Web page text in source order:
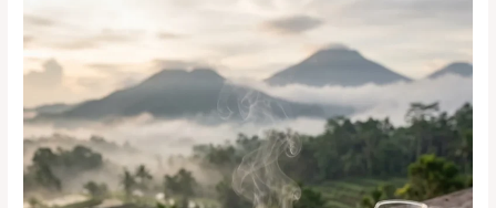
Panduan
Memilih
Pie
Terbaik
untuk
Dibawa
Pulang